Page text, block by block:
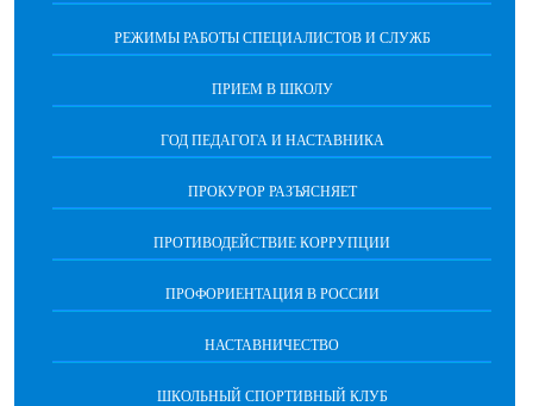
РЕЖИМЫ РАБОТЫ СПЕЦИАЛИСТОВ И СЛУЖБ
ПРИЕМ В ШКОЛУ
ГОД ПЕДАГОГА И НАСТАВНИКА
ПРОКУРОР РАЗЪЯСНЯЕТ
ПРОТИВОДЕЙСТВИЕ КОРРУПЦИИ
ПРОФОРИЕНТАЦИЯ В РОССИИ
НАСТАВНИЧЕСТВО
ШКОЛЬНЫЙ СПОРТИВНЫЙ КЛУБ